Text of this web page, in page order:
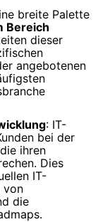
breite Palette
Bereich
dieser
angebotenen
: IT-
bei der
ihren
Dies
IT-
von
die